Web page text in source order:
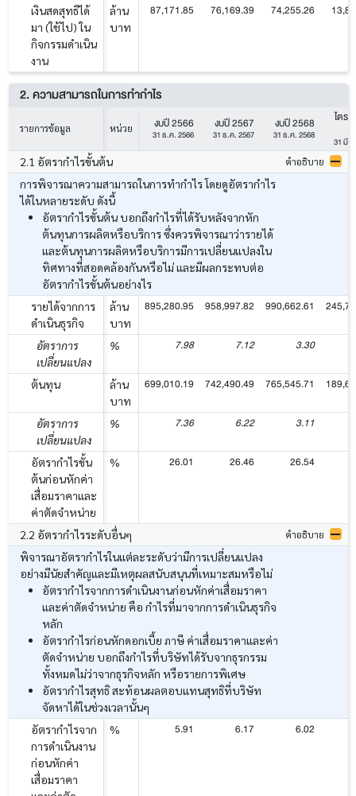
เงินสดสุทธิได้
มา (ใช้ไป) ใน
กิจกรรมดำเนิน
งาน
ล้าน
บาท
87,171.85 76,169.39 74,255.26
2. ความสามารถในการทำกำไร
รายการข้อมูล หน่วย งบปี 2566
31 ธ.ค. 2566
งบปี 2567
31 ธ.ค. 2567
งบปี 2568
31 ธ.ค. 2568
ไตร
31 มี.
2.1 อัตรากำไรขั้นต้น คำอธิบาย
การพิจารณาความสามารถในการทำกำไร โดยดูอัตรากำไร
ได้ในหลายระดับ ดังนี้
อัตรากำไรขั้นต้น บอกถึงกำไรที่ได้รับหลังจากหัก
ต้นทุนการผลิตหรือบริการ ซึ่งควรพิจารณาว่ารายได้
และต้นทุนการผลิตหรือบริการมีการเปลี่ยนแปลงใน
ทิศทางที่สอดคล้องกันหรือไม่ และมีผลกระทบต่อ
อัตรากำไรขั้นต้นอย่างไร
รายได้จากการ
ดำเนินธุรกิจ
ล้าน
บาท
895,280.95 958,997.82 990,662.61
อัตราการ
เปลี่ยนแปลง
% 7.98 7.12 3.30
ต้นทุน
ล้าน
บาท
699,010.19 742,490.49 765,545.71
อัตราการ
เปลี่ยนแปลง
% 7.36 6.22 3.11
อัตรากำไรขั้น
ต้นก่อนหักค่า
เสื่อมราคาและ
ค่าตัดจำหน่าย
% 26.01 26.46 26.54
2.2 อัตรากำไรระดับอื่นๆ คำอธิบาย
พิจารณาอัตรากำไรในแต่ละระดับว่ามีการเปลี่ยนแปลง
อย่างมีนัยสำคัญและมีเหตุผลสนับสนุนที่เหมาะสมหรือไม่
อัตรากำไรจากการดำเนินงานก่อนหักค่าเสื่อมราคา
และค่าตัดจำหน่าย คือ กำไรที่มาจากการดำเนินธุรกิจ
หลัก
อัตรากำไรก่อนหักดอกเบี้ย ภาษี ค่าเสื่อมราคาและค่า
ตัดจำหน่าย บอกถึงกำไรที่บริษัทได้รับจากธุรกรรม
ทั้งหมดไม่ว่าจากธุรกิจหลัก หรือรายการพิเศษ
อัตรากำไรสุทธิ สะท้อนผลตอบแทนสุทธิที่บริษัท
จัดหาได้ในช่วงเวลานั้นๆ
อัตรากำไรจาก
การดำเนินงาน
ก่อนหักค่า
เสื่อมราคา
% 5.91 6.17 6.02